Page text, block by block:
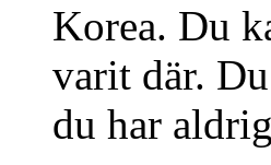
Korea. Du
varit där.
du har